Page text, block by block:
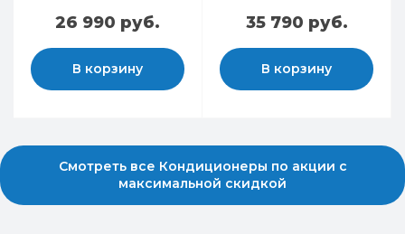
26 990 руб.
В корзину
35 790 руб.
В корзину
Смотреть все Кондиционеры по акции с
максимальной скидкой